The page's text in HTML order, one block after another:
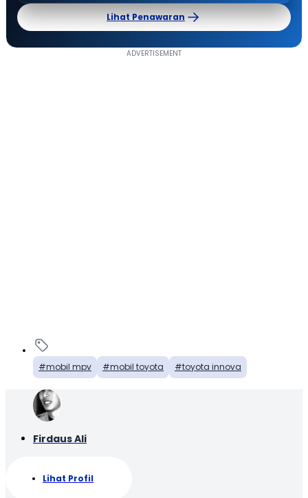
Lihat Penawaran
mobil mpv mobil toyota toyota innova
Firdaus Ali
Lihat Profil